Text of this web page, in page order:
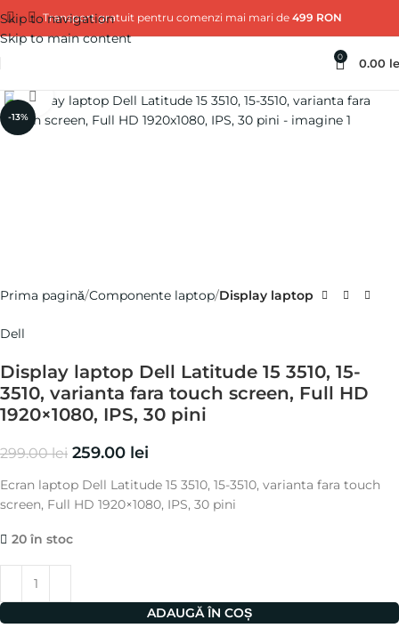
Skip to navigation
Skip to main content
Transport gratuit pentru comenzi mai mari de 499 RON
0 0.00
-13%
Click pentru a mări
Prima pagină Componente laptop Display laptop
Dell
Display laptop Dell Latitude 15 3510, 15-
3510, varianta fara touch screen, Full HD
1920×1080, IPS, 30 pini
299.00lei 259.00 lei
Ecran laptop Dell Latitude 15 3510, 15-3510, varianta fara touch
screen, Full HD 1920×1080, IPS, 30 pini
20 în stoc
ADAUGĂ ÎN COȘ